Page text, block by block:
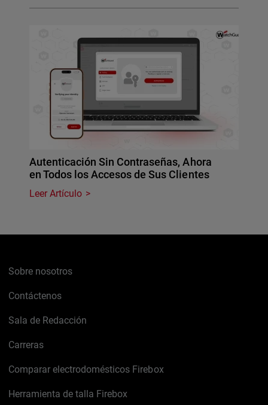
Autenticación Sin Contraseñas, Ahora
en Todos los Accesos de Sus Clientes
Leer Artículo
Sobre nosotros
Contáctenos
Sala de Redacción
Carreras
Comparar electrodomésticos Firebox
Herramienta de talla Firebox